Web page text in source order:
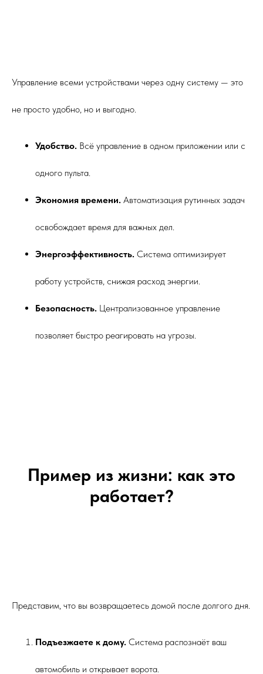
Управление всеми устройствами через одну систему — это
не просто удобно, но и выгодно.
Удобство. Всё управление в одном приложении или с
одного пульта.
Экономия времени. Автоматизация рутинных задач
освобождает время для важных дел.
Энергоэффективность. Система оптимизирует
работу устройств, снижая расход энергии.
Безопасность. Централизованное управление
позволяет быстро реагировать на угрозы.
Пример из жизни: как это
работает?
Представим, что вы возвращаетесь домой после долгого дня.
Подъезжаете к дому. Система распознаёт ваш
автомобиль и открывает ворота.